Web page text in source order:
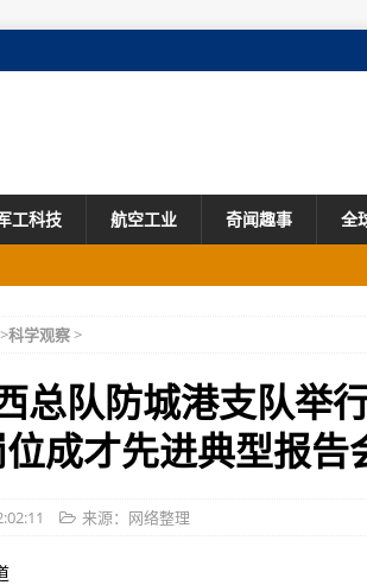
工科技 航空工业 奇闻趣事 全
科学观察>
总队防城港支队举
成才先进典型报告
来源：网络整理